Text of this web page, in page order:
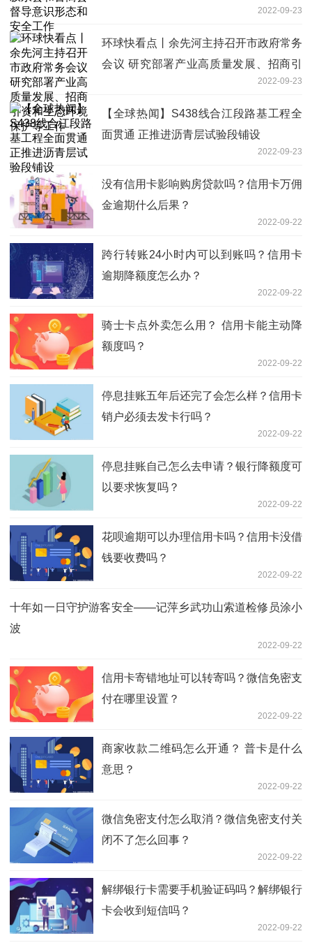
2022-09-23
环球快看点丨余先河主持召开市政府常务
会议 研究部署产业高质量发展、招商引
2022-09-23
【全球热闻】S438线合江段路基工程全
面贯通 正推进沥青层试验段铺设
2022-09-23
没有信用卡影响购房贷款吗？信用卡万佣
金逾期什么后果？
2022-09-22
跨行转账24小时内可以到账吗？信用卡
逾期降额度怎么办？
2022-09-22
骑士卡点外卖怎么用？ 信用卡能主动降
额度吗？
2022-09-22
停息挂账五年后还完了会怎么样？信用卡
销户必须去发卡行吗？
2022-09-22
停息挂账自己怎么去申请？银行降额度可
以要求恢复吗？
2022-09-22
花呗逾期可以办理信用卡吗？信用卡没借
钱要收费吗？
2022-09-22
十年如一日守护游客安全——记萍乡武功山索道检修员涂小
波
2022-09-22
信用卡寄错地址可以转寄吗？微信免密支
付在哪里设置？
2022-09-22
商家收款二维码怎么开通？ 普卡是什么
意思？
2022-09-22
微信免密支付怎么取消？微信免密支付关
闭不了怎么回事？
2022-09-22
解绑银行卡需要手机验证码吗？解绑银行
卡会收到短信吗？
2022-09-22